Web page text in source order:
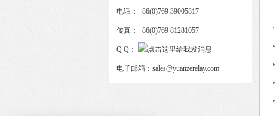
电话：+86(0)769 39005817
传真：+86(0)769 81281057
Q Q：
电子邮箱：sales@yuanzerelay.com